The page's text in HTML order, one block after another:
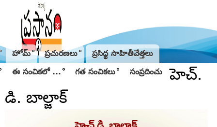
హోమ్ ప్రచురణలు ప్రసిద్థ సాహితీవేత్తలు
ఈ సంచికలో ... గత సంచికలు సంప్రదించు
హెచ్.
డి. బాల్జాక్